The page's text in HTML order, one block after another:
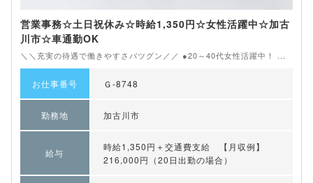
営業事務☆土日祝休み☆時給1,350円☆女性活躍中☆加古
川市☆車通勤OK
＼＼充実の待遇で働きやすさバツグン／／ ●20～40代女性活躍中！ ...
お仕事番号 Ｇ-8748
勤務地 加古川市
給与
時給1,350円＋交通費支給 【月収例】
216,000円（20日出勤の場合）